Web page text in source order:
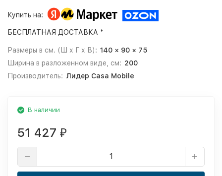
Купить на:
БЕСПЛАТНАЯ ДОСТАВКА *
Размеры в см. (Ш х Г х В): 140 × 90 × 75
Ширина в разложенном виде, см: 200
Производитель: Лидер Casa Mobile
В наличии
51 427 ₽